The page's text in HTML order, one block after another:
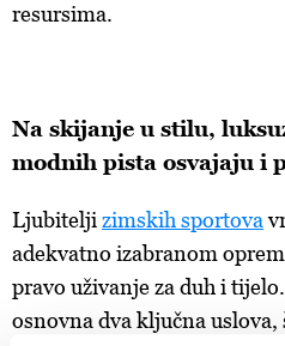
resursima.
Na skijanje u stilu,
modnih pista osvajaju i
Ljubitelji zimskih sportova
adekvatno izabranom
pravo uživanje za duh i
osnovna dva ključna